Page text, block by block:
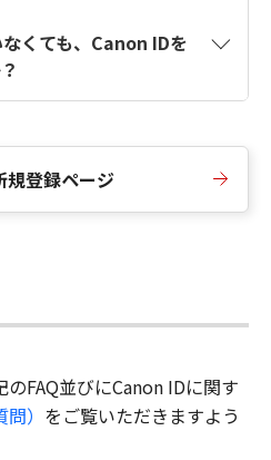
くても、Canon IDを
登録ページ
FAQ並びにCanon IDに関す
） をご覧いただきますよう